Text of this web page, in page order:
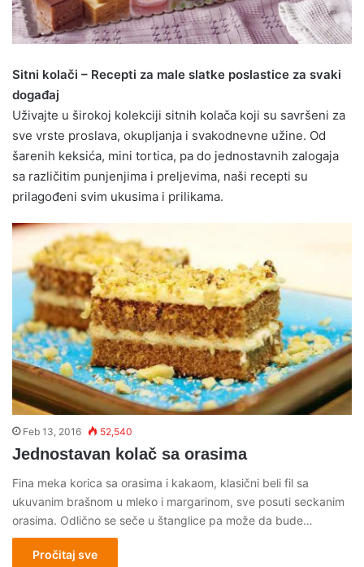
Sitni kolači – Recepti za male slatke poslastice za svaki
događaj
Uživajte u širokoj kolekciji sitnih kolača koji su savršeni za
sve vrste proslava, okupljanja i svakodnevne užine. Od
šarenih keksića, mini tortica, pa do jednostavnih zalogaja
sa različitim punjenjima i preljevima, naši recepti su
prilagođeni svim ukusima i prilikama.
Feb 13, 2016 52,540
Jednostavan kolač sa orasima
Fina meka korica sa orasima i kakaom, klasični beli fil sa
ukuvanim brašnom u mleko i margarinom, sve posuti seckanim
orasima. Odlično se seče u štanglice pa može da bude…
Pročitaj sve